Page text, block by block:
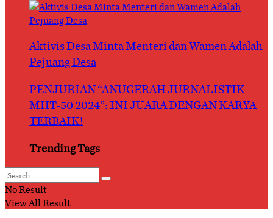
Aktivis Desa Minta Menteri dan Wamen Adalah
Pejuang Desa
PENJURIAN “ANUGERAH JURNALISTIK
MHT-50 2024”: INI JUARA DENGAN KARYA
TERBAIK!
Trending Tags
No Result
View All Result